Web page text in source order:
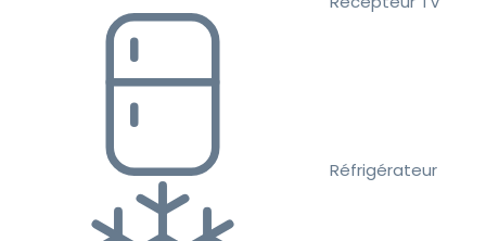
Réfrigérateur